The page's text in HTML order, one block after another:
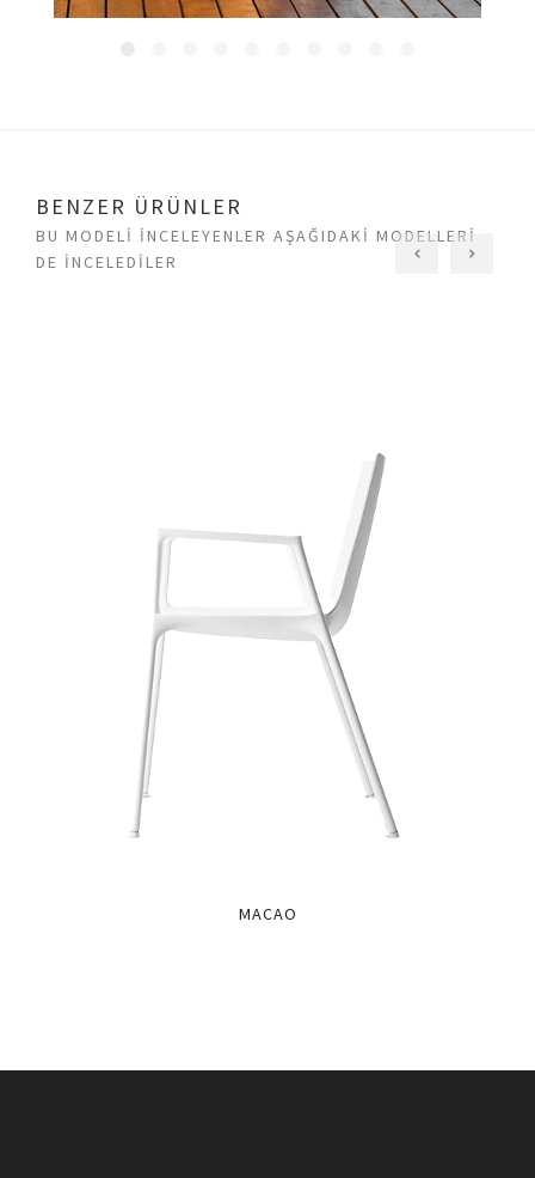
BENZER ÜRÜNLER
BU MODELI INCELEYENLER AŞAĞIDAKI MODELLERI
DE INCELEDILER
MACAO